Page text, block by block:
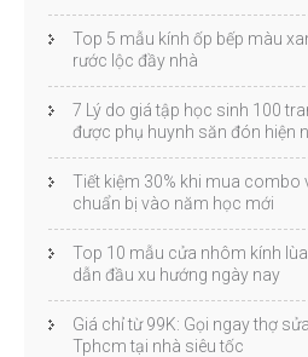
Top 5 mẫu kính ốp bếp màu
rước lộc đầy nhà
7 Lý do giá tập học sinh 100
được phụ huynh săn đón hiện
Tiết kiệm 30% khi mua combo
chuẩn bị vào năm học mới
Top 10 mẫu cửa nhôm kính
dẫn đầu xu hướng ngày nay
Giá chỉ từ 99K: Gọi ngay thợ
Tphcm tại nhà siêu tốc